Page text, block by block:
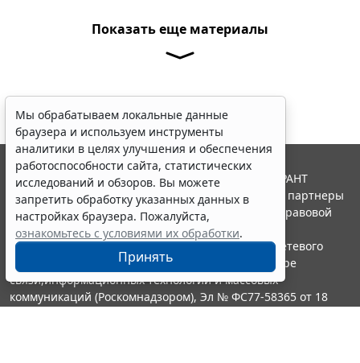
Показать еще материалы
Мы обрабатываем локальные данные
браузера и используем инструменты
аналитики в целях улучшения и обеспечения
работоспособности сайта, статистических
исследований и обзоров. Вы можете
запретить обработку указанных данных в
настройках браузера. Пожалуйста,
ознакомьтесь с условиями их обработки.
Принять
© ООО "НПП "ГАРАНТ-СЕРВИС", 2026. Система ГАРАНТ
выпускается с 1990 года. Компания "Гарант" и ее партнеры
являются участниками Российской ассоциации правовой
информации ГАРАНТ.
Портал ГАРАНТ.РУ зарегистрирован в качестве сетевого
издания Федеральной службой по надзору в сфере
связи,информационных технологий и массовых
коммуникаций (Роскомнадзором), Эл № ФС77-58365 от 18